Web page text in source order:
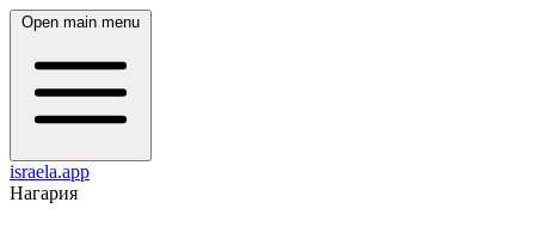
Open main menu
israela.app
Нагария